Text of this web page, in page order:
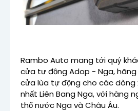
Rambo Auto mang tới quý
cửa tự động Adop - Nga, hãng
cửa lùa tự động cho các dòng
nhất Liên Bang Nga, với hàng
thổ nước Nga và Châu Âu.